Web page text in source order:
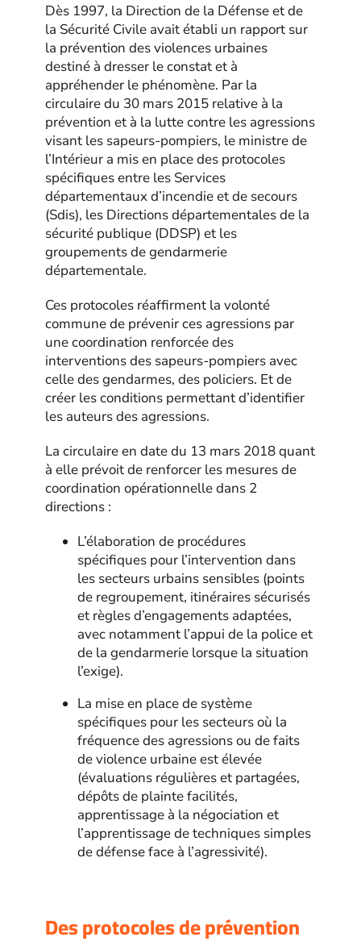
Dès 1997, la Direction de la Défense et de
la Sécurité Civile avait établi un rapport sur
la prévention des violences urbaines
destiné à dresser le constat et à
appréhender le phénomène. Par la
circulaire du 30 mars 2015 relative à la
prévention et à la lutte contre les agressions
visant les sapeurs-pompiers, le ministre de
l’Intérieur a mis en place des protocoles
spécifiques entre les Services
départementaux d’incendie et de secours
(Sdis), les Directions départementales de la
sécurité publique (DDSP) et les
groupements de gendarmerie
départementale.
Ces protocoles réaffirment la volonté
commune de prévenir ces agressions par
une coordination renforcée des
interventions des sapeurs-pompiers avec
celle des gendarmes, des policiers. Et de
créer les conditions permettant d’identifier
les auteurs des agressions.
La circulaire en date du 13 mars 2018 quant
à elle prévoit de renforcer les mesures de
coordination opérationnelle dans 2
directions :
L’élaboration de procédures
spécifiques pour l’intervention dans
les secteurs urbains sensibles (points
de regroupement, itinéraires sécurisés
et règles d’engagements adaptées,
avec notamment l’appui de la police et
de la gendarmerie lorsque la situation
l’exige).
La mise en place de système
spécifiques pour les secteurs où la
fréquence des agressions ou de faits
de violence urbaine est élevée
(évaluations régulières et partagées,
dépôts de plainte facilités,
apprentissage à la négociation et
l’apprentissage de techniques simples
de défense face à l’agressivité).
Des protocoles de prévention